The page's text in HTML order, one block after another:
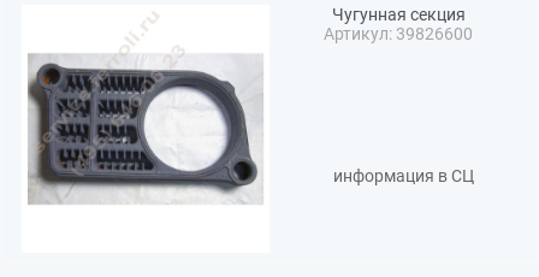
Чугунная секция
Артикул: 39826600
информация в СЦ